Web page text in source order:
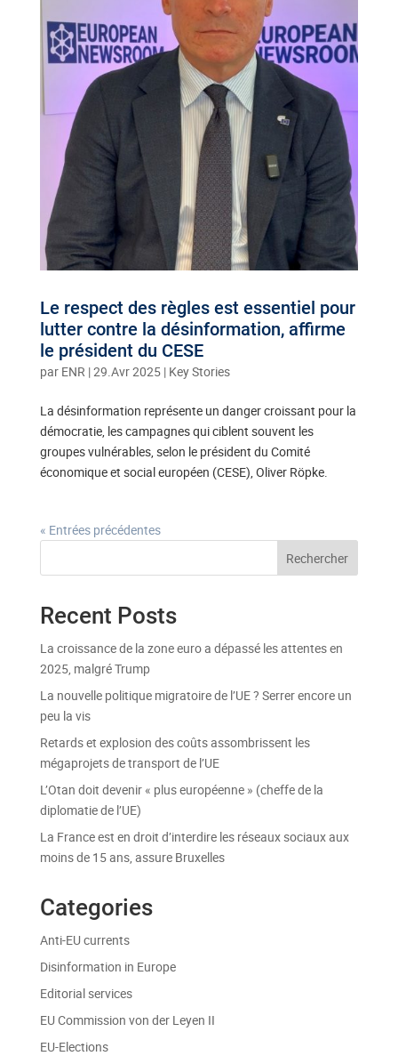
Le respect des règles est essentiel pour
lutter contre la désinformation, affirme
le président du CESE
par ENR|29.Avr 2025| Key Stories
La désinformation représente un danger croissant pour la
démocratie, les campagnes qui ciblent souvent les
groupes vulnérables, selon le président du Comité
économique et social européen (CESE), Oliver Röpke.
« Entrées précédentes
Rechercher
Recent Posts
La croissance de la zone euro a dépassé les attentes en
2025, malgré Trump
La nouvelle politique migratoire de l’UE ? Serrer encore un
peu la vis
Retards et explosion des coûts assombrissent les
mégaprojets de transport de l’UE
L’Otan doit devenir « plus européenne » (cheffe de la
diplomatie de l’UE)
La France est en droit d’interdire les réseaux sociaux aux
moins de 15 ans, assure Bruxelles
Categories
Anti-EU currents
Disinformation in Europe
Editorial services
EU Commission von der Leyen II
EU-Elections